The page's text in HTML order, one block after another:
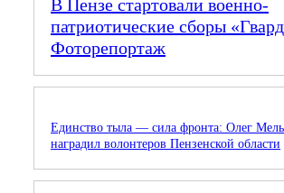
В Пензе стартовали военно-
патриотические сборы
Фоторепортаж
Единство тыла — сила фронта: Олег
наградил волонтеров Пензенской области